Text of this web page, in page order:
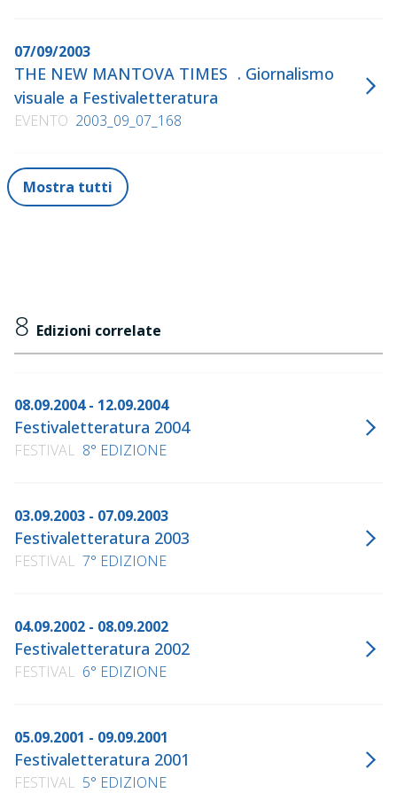
07/09/2003
THE NEW MANTOVA TIMES . Giornalismo
visuale a Festivaletteratura
EVENTO 2003_09_07_168
Mostra tutti
8 Edizioni correlate
08.09.2004 - 12.09.2004
Festivaletteratura 2004
FESTIVAL 8° EDIZIONE
03.09.2003 - 07.09.2003
Festivaletteratura 2003
FESTIVAL 7° EDIZIONE
04.09.2002 - 08.09.2002
Festivaletteratura 2002
FESTIVAL 6° EDIZIONE
05.09.2001 - 09.09.2001
Festivaletteratura 2001
FESTIVAL 5° EDIZIONE